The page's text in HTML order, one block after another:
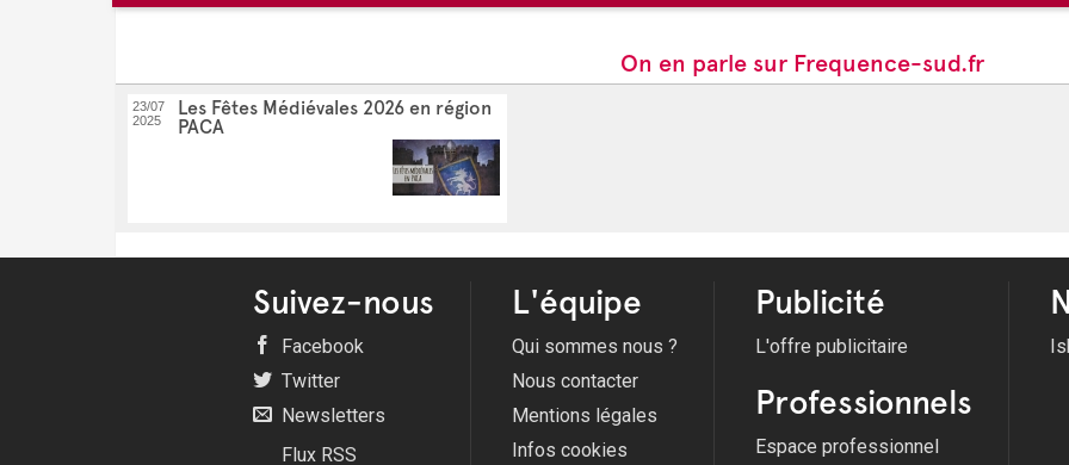
On en parle sur Frequence-sud.fr
23/07
2025
Les Fêtes Médiévales 2026 en région
PACA
Suivez-nous
Facebook
Twitter
Newsletters
Flux RSS
L'équipe
Qui sommes nous ?
Nous contacter
Mentions légales
Infos cookies
Publicité
L'offre publicitaire
Professionnels
Espace professionnel